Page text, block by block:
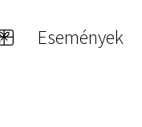
Események